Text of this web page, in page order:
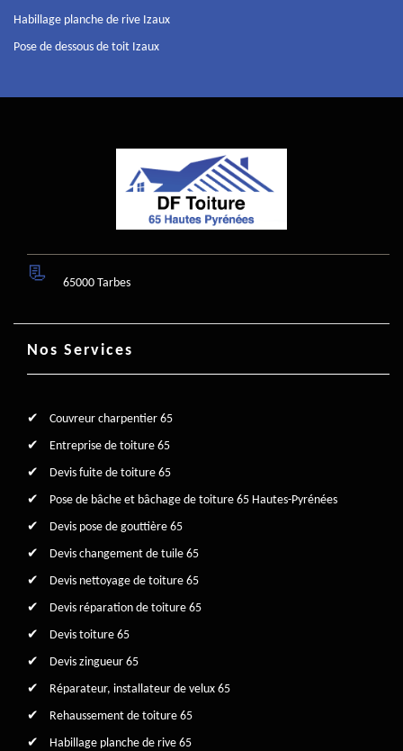
Habillage planche de rive Izaux
Pose de dessous de toit Izaux
65000 Tarbes
Nos Services
Couvreur charpentier 65
Entreprise de toiture 65
Devis fuite de toiture 65
Pose de bâche et bâchage de toiture 65 Hautes-Pyrénées
Devis pose de gouttière 65
Devis changement de tuile 65
Devis nettoyage de toiture 65
Devis réparation de toiture 65
Devis toiture 65
Devis zingueur 65
Réparateur, installateur de velux 65
Rehaussement de toiture 65
Habillage planche de rive 65